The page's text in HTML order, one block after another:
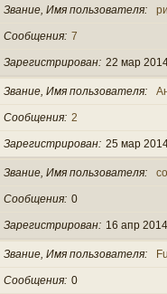
Звание, Имя пользователя
Сообщения 7
Зарегистрирован 22 мар
Звание, Имя пользователя
Сообщения 2
Зарегистрирован 25 мар
Звание, Имя пользователя
Сообщения 0
Зарегистрирован 16 апр
Звание, Имя пользователя
Сообщения 0